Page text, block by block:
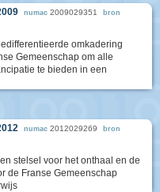
numac 2009029351 bron
omkadering
Gemeenschap om alle
te bieden in een
numac 2012029269 bron
stelsel voor het onthaal en de
de Franse Gemeenschap